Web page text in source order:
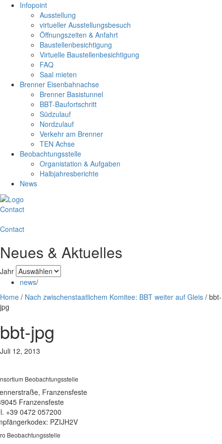
Infopoint
Ausstellung
virtueller Ausstellungsbesuch
Öffnungszeiten & Anfahrt
Baustellenbesichtigung
Virtuelle Baustellenbesichtigung
FAQ
Saal mieten
Brenner Eisenbahnachse
Brenner Basistunnel
BBT-Baufortschritt
Südzulauf
Nordzulauf
Verkehr am Brenner
TEN Achse
Beobachtungsstelle
Organistation & Aufgaben
Halbjahresberichte
News
Contact
Contact
Neues & Aktuelles
Jahr
news/
Home / Nach zwischenstaatlichem Komitee: BBT weiter auf Gleis / bbt-
jpg
bbt-jpg
Juli 12, 2013
Beobachtungsstelle
Franzensfeste
Franzensfeste
+39 0472 057200
PZIJH2V
Beobachtungsstelle